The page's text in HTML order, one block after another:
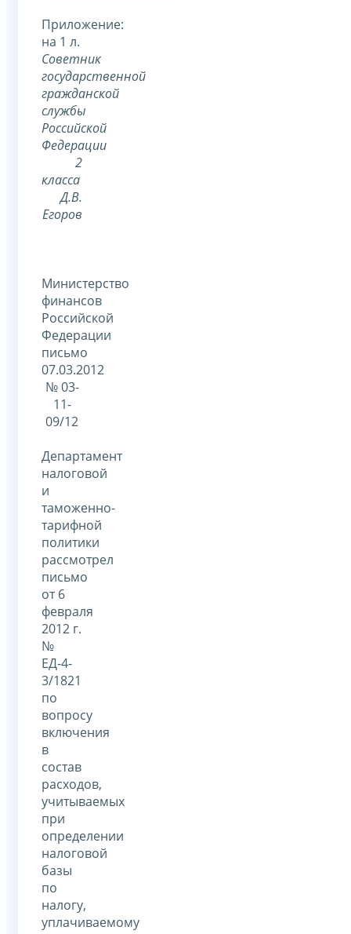
Приложение:
на 1 л.
Советник
государственной
гражданской
службы
Российской
Федерации
2
класса
Д.В.
Егоров
Министерство
финансов
Российской
Федерации
письмо
07.03.2012
№ 03-
11-
09/12
Департамент
налоговой
и
таможенно-
тарифной
политики
рассмотрел
письмо
от 6
февраля
2012 г.
№
ЕД-4-
3/1821
по
вопросу
включения
в
состав
расходов,
учитываемых
при
определении
налоговой
базы
по
налогу,
уплачиваемому